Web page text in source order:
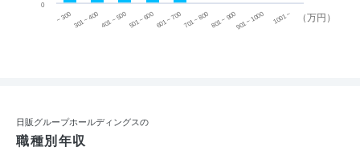
（万円）
~ 300 301 ~ 400 401 ~ 500501 ~ 600601 ~ 700701 ~ 800801 ~ 900901 ~ 1000 1001 ~
0
日販グループホールディングスの
職種別年収